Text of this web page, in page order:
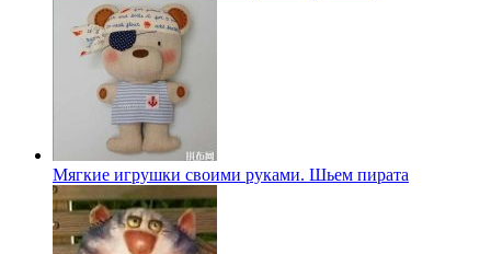
Мягкие игрушки своими руками. Шьем пирата